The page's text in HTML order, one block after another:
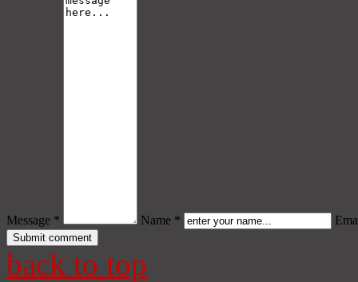
Message * Name *
back to top